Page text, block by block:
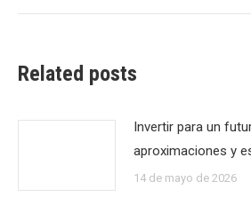
Related posts
Invertir para un
aproximaciones y
14 de mayo de 2026